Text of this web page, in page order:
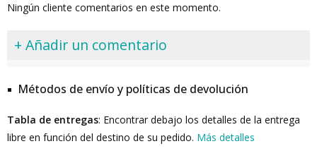
Ningún cliente comentarios en este momento.
+ Añadir un comentario
Métodos de envío y políticas de devolución
Tabla de entregas: Encontrar debajo los detalles de la entrega
libre en función del destino de su pedido. Más detalles